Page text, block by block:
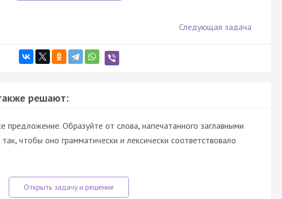
Следующая задача
решают:
предложение. Образуйте от слова, напечатанного заглавными
чтобы оно грамматически и лексически соответствовало